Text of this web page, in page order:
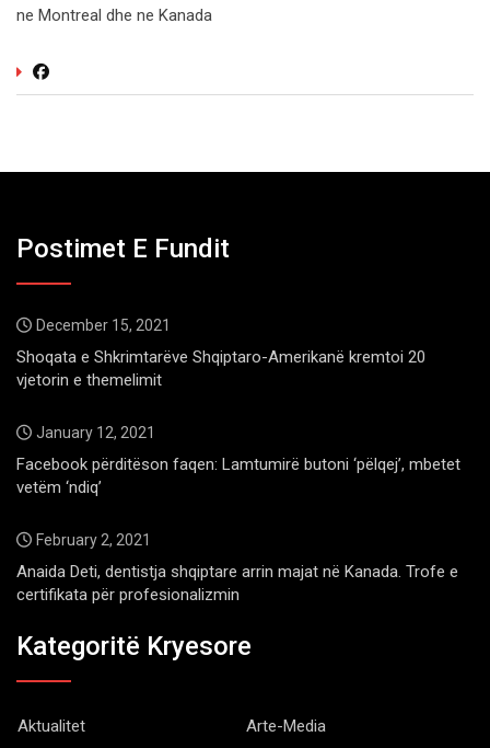
ne Montreal dhe ne Kanada
Postimet E Fundit
December 15, 2021
Shoqata e Shkrimtarëve Shqiptaro-Amerikanë kremtoi 20
vjetorin e themelimit
January 12, 2021
Facebook përditëson faqen: Lamtumirë butoni ‘pëlqej’, mbetet
vetëm ‘ndiq’
February 2, 2021
Anaida Deti, dentistja shqiptare arrin majat në Kanada. Trofe e
certifikata për profesionalizmin
Kategoritë Kryesore
Aktualitet
Arte-Media